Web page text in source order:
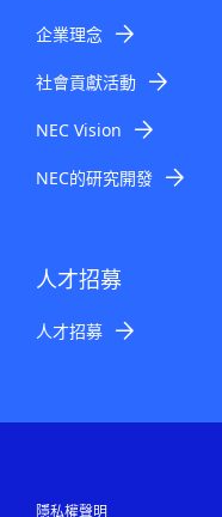
企業理念
社會貢獻活動
NEC Vision
NEC的研究開發
人才招募
人才招募
隱私權聲明